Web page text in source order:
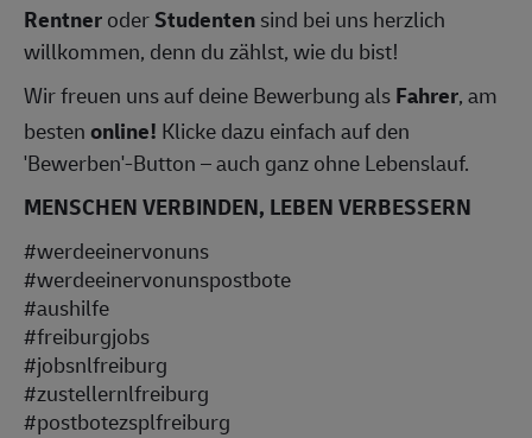
RentneroderStudentensind bei uns herzlich
willkommen, denn du zählst, wie du bist!
Wir freuen uns auf deine Bewerbung alsFahrer, am
bestenonline! Klicke dazu einfach auf den
'Bewerben'-Button – auch ganz ohne Lebenslauf.
MENSCHEN VERBINDEN, LEBEN VERBESSERN
#werdeeinervonuns
#werdeeinervonunspostbote
#aushilfe
#freiburgjobs
#jobsnlfreiburg
#zustellernlfreiburg
#postbotezsplfreiburg